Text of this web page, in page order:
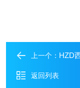
上一个： HZD
返回列表